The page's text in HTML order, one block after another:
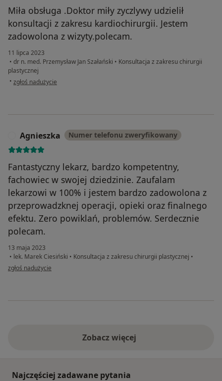
Miła obsługa .Doktor miły zyczlywy udzielił
konsultacji z zakresu kardiochirurgii. Jestem
zadowolona z wizyty.polecam.
11 lipca 2023
• dr n. med. Przemysław Jan Szałański • Konsultacja z zakresu chirurgii
plastycznej
• w opinii użytkownika Pacjent
zgłoś nadużycie
Agnieszka Numer telefonu zweryfikowany
Fantastyczny lekarz, bardzo kompetentny,
fachowiec w swojej dziedzinie. Zaufalam
lekarzowi w 100% i jestem bardzo zadowolona z
przeprowadzknej operacji, opieki oraz finalnego
efektu. Zero powiklań, problemów. Serdecznie
polecam.
13 maja 2023
• lek. Marek Ciesiński • Konsultacja z zakresu chirurgii plastycznej •
w opinii użytkownika Agnieszka
zgłoś nadużycie
Zobacz więcej
Najczęściej zadawane pytania